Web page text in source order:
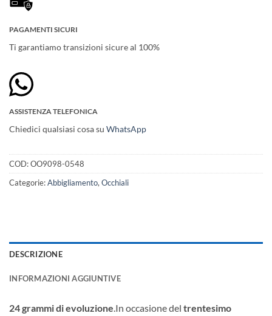
PAGAMENTI SICURI
Ti garantiamo transizioni sicure al 100%
ASSISTENZA TELEFONICA
Chiedici qualsiasi cosa su WhatsApp
COD:OO9098-0548
Categorie:Abbigliamento, Occhiali
DESCRIZIONE
INFORMAZIONI AGGIUNTIVE
24 grammi di evoluzione .In occasione del trentesimo